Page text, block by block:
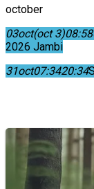
october
03oct(oct 3)08:58
2026 Jambi
31oct07:3420:34